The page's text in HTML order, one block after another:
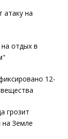
атаку на
отдых в
12-
грозит
на Земле